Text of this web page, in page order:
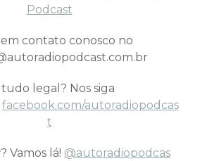
Podcast
contato conosco no
tudo legal? Nos siga
facebook.com/autoradiopodcas
t
? Vamos lá! @autoradiopodcas